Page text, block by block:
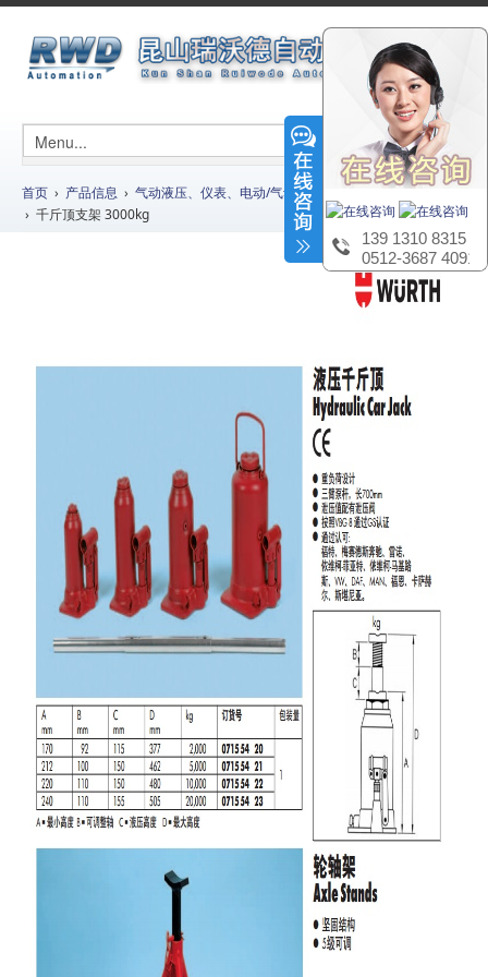
首页 › 产品信息 › 气动液压、仪表、电动/气动工具及辅材
电动/气动工具
› 千斤顶支架 3000kg
139 1310 8315
0512-3687 4091